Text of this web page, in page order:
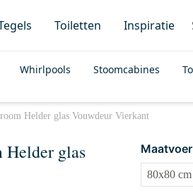
Toiletten Inspiratie
Whirlpools Stoomcabines
Helder glas Vouwdeur Vierkant
Helder glas